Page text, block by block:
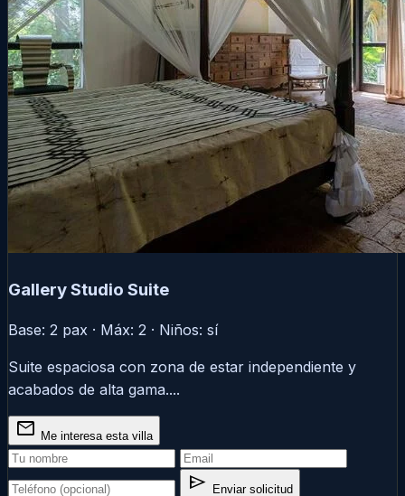
Gallery Studio Suite
Base: 2 pax · Máx: 2 · Niños: sí
Suite espaciosa con zona de estar independiente y
acabados de alta gama....
mail Me interesa esta villa
send Enviar solicitud